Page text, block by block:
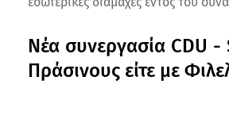
Νέα συνεργασία CDU -
Πράσινους είτε με